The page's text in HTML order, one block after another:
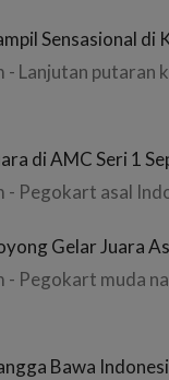
Sensasional di
- Lanjutan
di AMC Seri 1
- Pegokart asal
Gelar Juara
- Pegokart muda
Bawa